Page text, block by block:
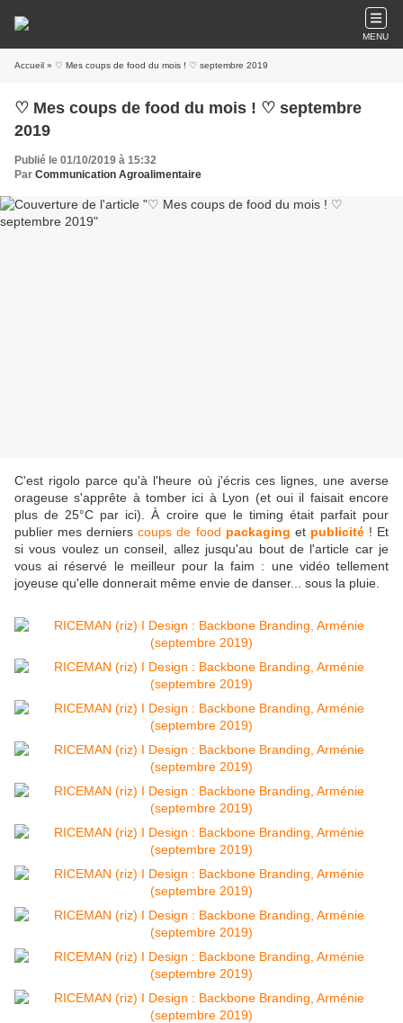
MENU
Accueil » ♡ Mes coups de food du mois ! ♡ septembre 2019
♡ Mes coups de food du mois ! ♡ septembre
2019
Publié le 01/10/2019 à 15:32
Par Communication Agroalimentaire
C'est rigolo parce qu'à l'heure où j'écris ces lignes, une averse
orageuse s'apprête à tomber ici à Lyon (et oui il faisait encore
plus de 25°C par ici). À croire que le timing était parfait pour
publier mes dernierscoups de food packaging et publicité ! Et
si vous voulez un conseil, allez jusqu'au bout de l'article car je
vous ai réservé le meilleur pour la faim : une vidéo tellement
joyeuse qu'elle donnerait même envie de danser... sous la pluie.